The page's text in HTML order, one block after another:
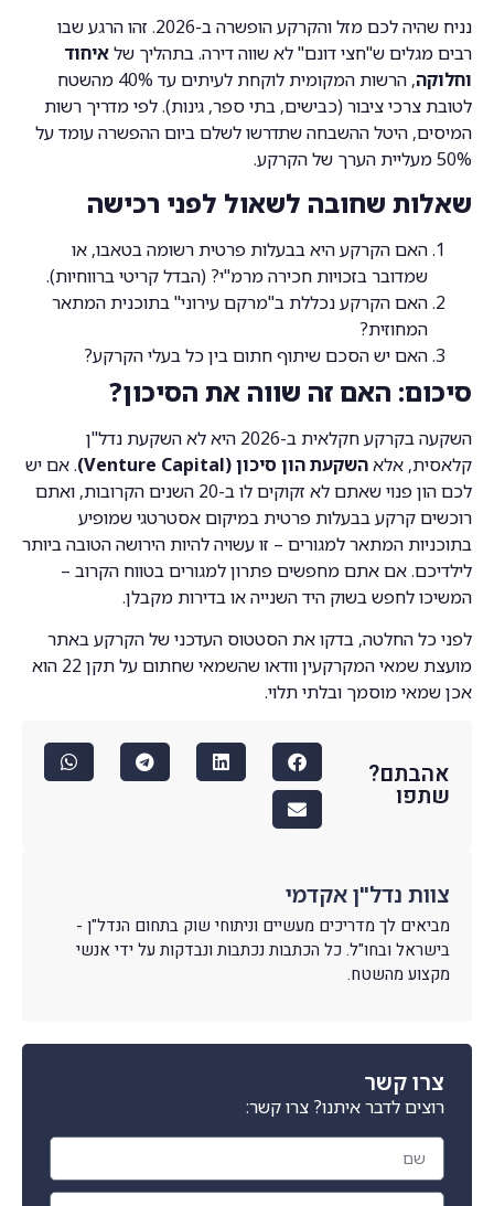
נניח שהיה לכם מזל והקרקע הופשרה ב-2026. זהו הרגע שבו
רבים מגלים ש"חצי דונם" לא שווה דירה. בתהליך שלאיחוד
וחלוקה
, הרשות המקומית לוקחת לעיתים עד 40% מהשטח
לטובת צרכי ציבור (כבישים, בתי ספר, גינות). לפי מדריך רשות
המיסים, היטל ההשבחה שתדרשו לשלם ביום ההפשרה עומד על
50% מעליית הערך של הקרקע.
שאלות שחובה לשאול לפני רכישה
האם הקרקע היא בבעלות פרטית רשומה בטאבו, או
שמדובר בזכויות חכירה מרמ"י? (הבדל קריטי ברווחיות).
האם הקרקע נכללת ב"מרקם עירוני" בתוכנית המתאר
המחוזית?
האם יש הסכם שיתוף חתום בין כל בעלי הקרקע?
סיכום: האם זה שווה את הסיכון?
השקעה בקרקע חקלאית ב-2026 היא לא השקעת נדל"ן
קלאסית, אלאהשקעת הון סיכון (Venture Capital)
. אם יש
לכם הון פנוי שאתם לא זקוקים לו ב-20 השנים הקרובות, ואתם
רוכשים קרקע בבעלות פרטית במיקום אסטרטגי שמופיע
בתוכניות המתאר למגורים – זו עשויה להיות הירושה הטובה ביותר
לילדיכם. אם אתם מחפשים פתרון למגורים בטווח הקרוב –
המשיכו לחפש בשוק היד השנייה או בדירות מקבלן.
לפני כל החלטה, בדקו את הסטטוס העדכני של הקרקע באתר
מועצת שמאי המקרקעין וודאו שהשמאי שחתום על תקן 22 הוא
אכן שמאי מוסמך ובלתי תלוי.
אהבתם?
שתפו
צוות נדל"ן אקדמי
מביאים לך מדריכים מעשיים וניתוחי שוק בתחום הנדל"ן -
בישראל ובחו"ל. כל הכתבות נכתבות ונבדקות על ידי אנשי
מקצוע מהשטח.
צרו קשר
רוצים לדבר איתנו? צרו קשר: